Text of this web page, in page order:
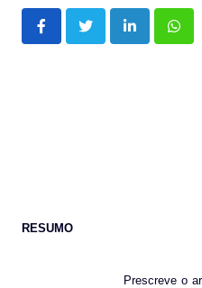
LinkedIn
RESUMO
Prescreve o